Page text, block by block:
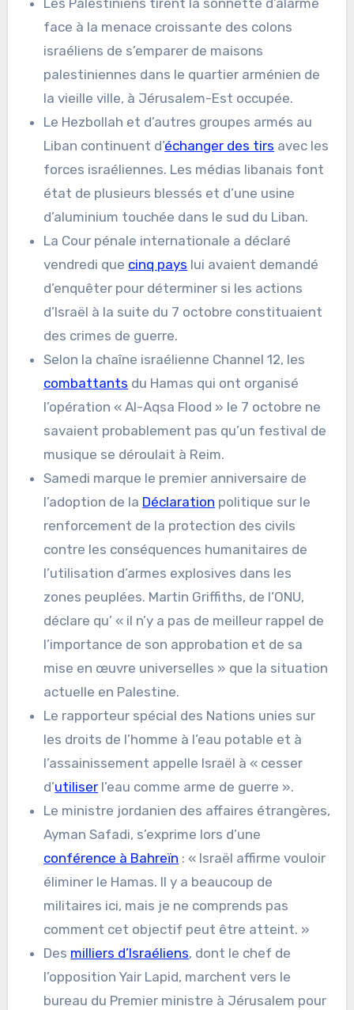
Les Palestiniens tirent la sonnette d’alarme
face à la menace croissante des colons
israéliens de s’emparer de maisons
palestiniennes dans le quartier arménien de
la vieille ville, à Jérusalem-Est occupée.
Le Hezbollah et d’autres groupes armés au
Liban continuent d’échanger des tirs avec les
forces israéliennes. Les médias libanais font
état de plusieurs blessés et d’une usine
d’aluminium touchée dans le sud du Liban.
La Cour pénale internationale a déclaré
vendredi que cinq pays lui avaient demandé
d’enquêter pour déterminer si les actions
d’Israël à la suite du 7 octobre constituaient
des crimes de guerre.
Selon la chaîne israélienne Channel 12, les
combattants du Hamas qui ont organisé
l’opération « Al-Aqsa Flood » le 7 octobre ne
savaient probablement pas qu’un festival de
musique se déroulait à Reim.
Samedi marque le premier anniversaire de
l’adoption de la Déclaration politique sur le
renforcement de la protection des civils
contre les conséquences humanitaires de
l’utilisation d’armes explosives dans les
zones peuplées. Martin Griffiths, de l’ONU,
déclare qu’ « il n’y a pas de meilleur rappel de
l’importance de son approbation et de sa
mise en œuvre universelles » que la situation
actuelle en Palestine.
Le rapporteur spécial des Nations unies sur
les droits de l’homme à l’eau potable et à
l’assainissement appelle Israël à « cesser
d’utiliser l’eau comme arme de guerre ».
Le ministre jordanien des affaires étrangères,
Ayman Safadi, s’exprime lors d’une
conférence à Bahreïn : « Israël affirme vouloir
éliminer le Hamas. Il y a beaucoup de
militaires ici, mais je ne comprends pas
comment cet objectif peut être atteint. »
Des milliers d’Israéliens, dont le chef de
l’opposition Yair Lapid, marchent vers le
bureau du Premier ministre à Jérusalem pour